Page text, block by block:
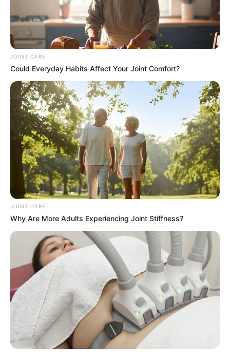
It's Not Your Typical Family: Each Member Has This
Unique Trait!
BRAINBERRIES
A Museum To Rihanna's Glory Could Soon Be
BRAINBERRIES
JOINT CARE
Could Everyday Habits Affect Your Joint Comfort?
JOINT CARE
Why Are More Adults Experiencing Joint Stiffness?